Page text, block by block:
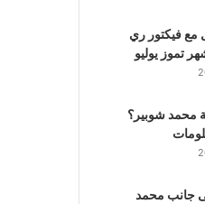
مع فيكتور ري
محمد شوبير؟
جانب محمد